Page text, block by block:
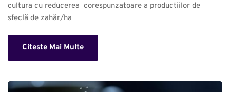
cultura cu reducerea  corespunzatoare a productiilor de
sfeclă de zahăr/ha
Citeste Mai Multe